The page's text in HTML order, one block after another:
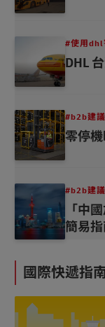
#使用dhl
DHL
#b2b建議
零停
#b2b建議
「中
簡易
國際快遞指
#
寄
件